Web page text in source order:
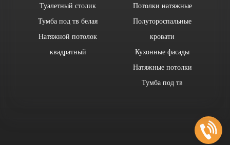
Туалетный столик
Тумба под тв белая
Натяжной потолок
квадратный
Потолки натяжные
Полутороспальные
кровати
Кухонные фасады
Натяжные потолки
Тумба под тв